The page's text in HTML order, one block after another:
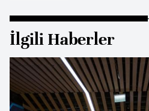
İlgili Haberler